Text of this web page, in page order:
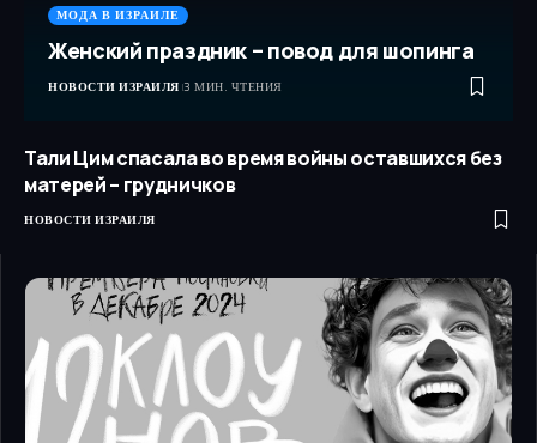
МОДА В ИЗРАИЛЕ
Женский праздник – повод для шопинга
НОВОСТИ ИЗРАИЛЯ 3 МИН. ЧТЕНИЯ
Тали Цим спасала во время войны оставшихся без
матерей – грудничков
НОВОСТИ ИЗРАИЛЯ